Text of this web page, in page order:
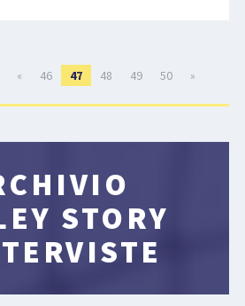
« 46 47 48 49 50 »
STORY